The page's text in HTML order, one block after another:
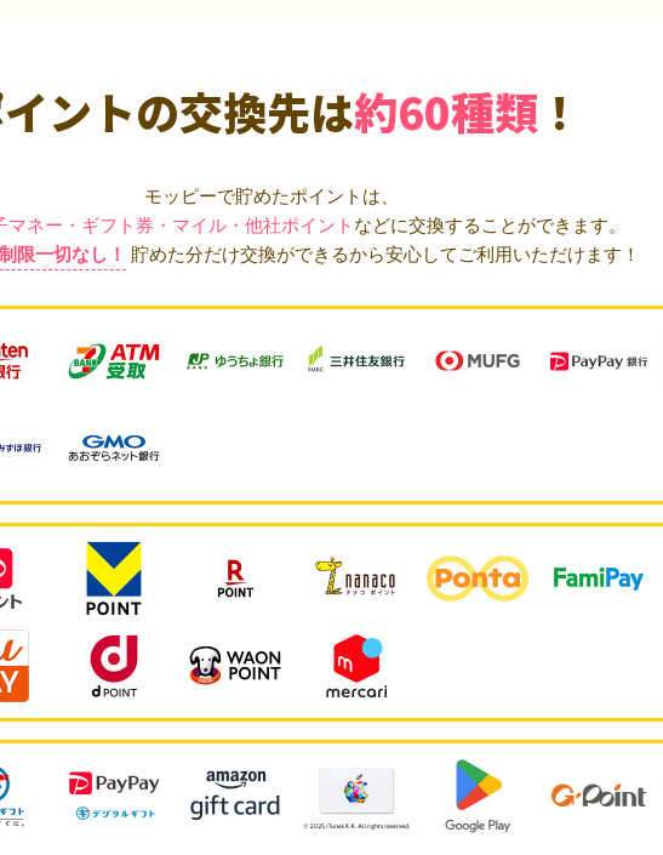
ントの交換先は約60種類 ！
モッピーで貯めたポイントは、
マネー・ギフト券・マイル・他社ポイント などに交換することができます。
限一切なし！
貯めた分だけ交換ができるから安心してご利用いただけます！